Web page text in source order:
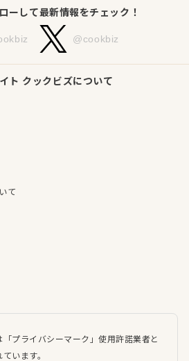
ーして最新情報をチェック！
@cookbiz
ト クックビズについて
て
「プライバシーマーク」使用許諾業者と
います。